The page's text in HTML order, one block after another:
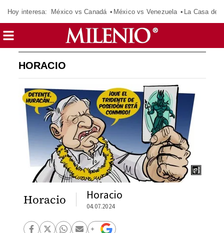
Hoy interesa: México vs Canadá México vs Venezuela La Casa de
HORACIO
Horacio Horacio
04.07.2024